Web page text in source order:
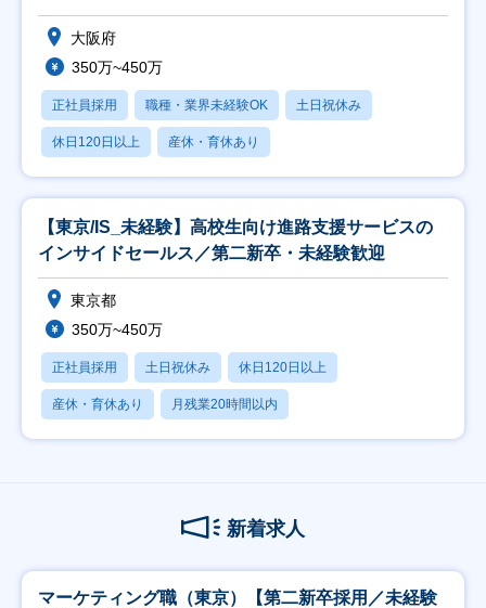
就活
大阪府
350万~450万
正社員採用 職種・業界未経験OK 土日祝休み
休日120日以上 産休・育休あり
【東京/IS_未経験】高校生向け進路支援サービスの
インサイドセールス／第二新卒・未経験歓迎
東京都
350万~450万
正社員採用 土日祝休み 休日120日以上
産休・育休あり 月残業20時間以内
新着求人
マーケティング職（東京）【第二新卒採用／未経験